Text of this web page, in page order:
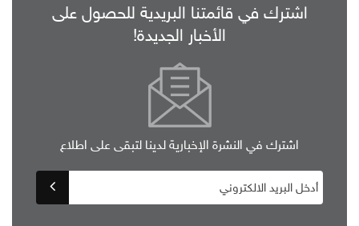
اشترك في قائمتنا البريدية للحصول على
الأخبار الجديدة!
اشترك في النشرة الإخبارية لدينا لتبقى على اطلاع